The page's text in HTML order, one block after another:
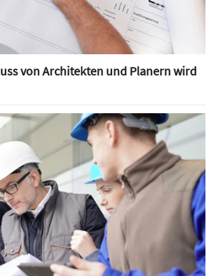
von Architekten und Planern wird